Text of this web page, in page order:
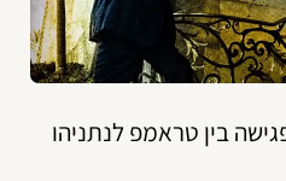
בין טראמפ לנתניהו